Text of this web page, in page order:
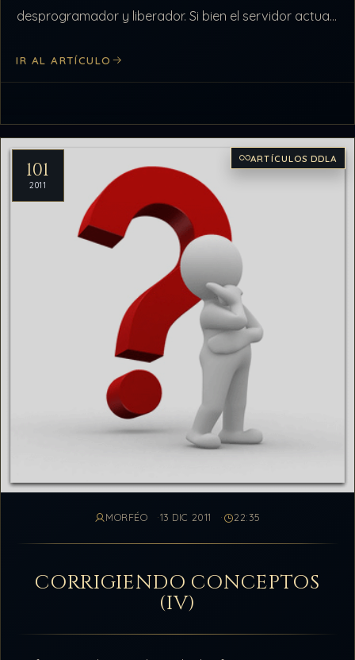
desprogramador y liberador. Si bien el servidor actual
IR AL ARTÍCULO
101
2011
ARTÍCULOS DDLA
MORFÉO 13 DIC 2011 22:35
CORRIGIENDO CONCEPTOS
(IV)